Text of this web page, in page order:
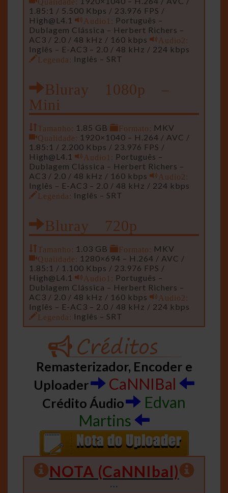
1.85:1 / 5.500 Kbps / 23.976 FPS /
High@L4.1
Audio1: Português –
Dublagem Clássica – Herbert Richers –
AC3 / 2.0 / 48 kHz / 160 kbps
Audio2:
Inglês – E-AC3 – 2.0 / 48 kHz / 224 kbps
Legenda: Inglês – SRT
Bluray 1080p –
Mini
Tamanho: 1.85 GB Formato: MKV
Qualidade: 1920×1040 – H.264 / AVC /
1.85:1 / 2.200 Kbps / 23.976 FPS /
High@L4.1
Audio1: Português –
Dublagem Clássica – Herbert Richers –
AC3 / 2.0 / 48 kHz / 160 kbps
Audio2:
Inglês – E-AC3 – 2.0 / 48 kHz / 224 kbps
Legenda: Inglês – SRT
Bluray 720p
Tamanho: 1.03 GB Formato: MKV
Qualidade: 1280×694 – H.264 / AVC /
1.85:1 / 1.100 Kbps / 23.976 FPS /
High@L4.1
Audio1: Português –
Dublagem Clássica – Herbert Richers –
AC3 / 2.0 / 48 kHz / 160 kbps
Audio2:
Inglês – E-AC3 – 2.0 / 48 kHz / 224 kbps
Legenda: Inglês – SRT
Remasterizador, Encoder e
Uploader
CaNNIBal
Crédito Áudio
Edvan
Martins
NOTA (CaNNIbal)
…